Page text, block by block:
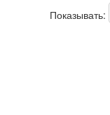
Показывать: